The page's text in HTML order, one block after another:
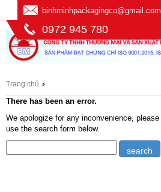
binhminhpackagingco@gmail.com
0972 945 780
Trang chủ
There has been an error.
We apologize for any inconvenience, please
use the search form below.